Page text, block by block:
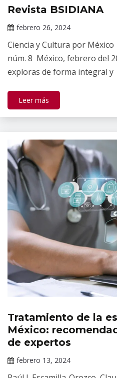
Información
Publicaciones
Revista BSIDIANA
febrero 26, 2024
Ramírez
Ciencia y Cultura por
núm. 8 México, febrero del
exploras de forma integral y
Leer más
Publicaciones
Tratamiento de la
México:
de expertos
febrero 13, 2024